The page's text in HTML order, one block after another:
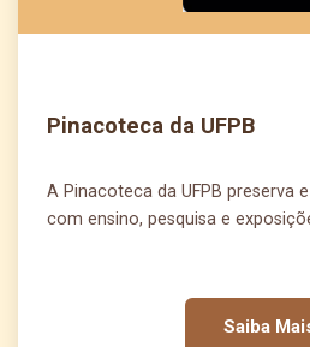
Pinacoteca da UFPB
A Pinacoteca da UFPB preserva
com ensino, pesquisa e
Saiba